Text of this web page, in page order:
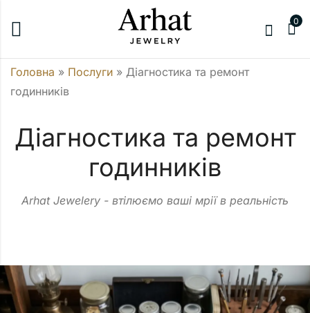
0
Діагностика та ремонт
годинників
Arhat Jewelery - втілюємо ваші мрії в реальність
Головна » Послуги » Діагностика та ремонт
годинників